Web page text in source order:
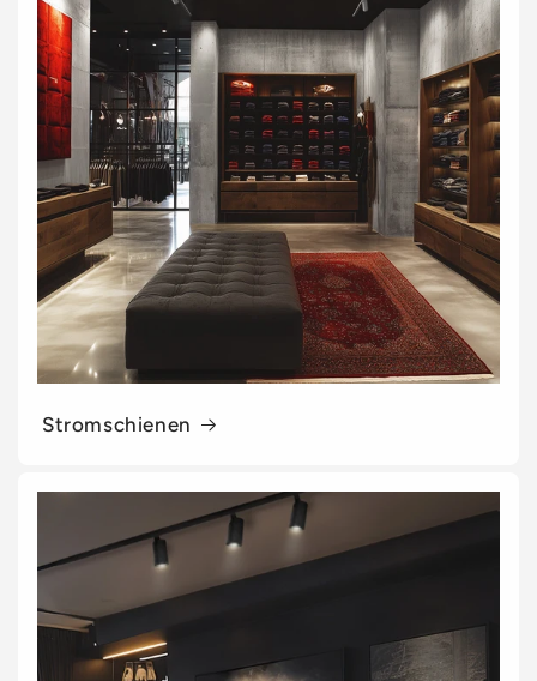
Stromschienen